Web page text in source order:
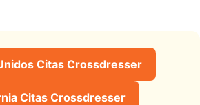
Citas Crossdresser
Citas Crossdresser